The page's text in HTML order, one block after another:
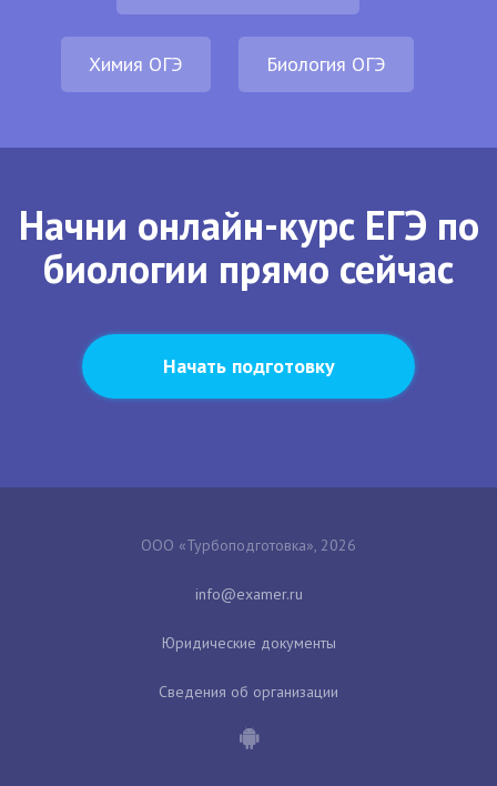
Химия ОГЭ Биология ОГЭ
Начни онлайн-курс ЕГЭ по
биологии прямо сейчас
Начать подготовку
ООО «Турбоподготовка», 2026
Юридические документы
Сведения об организации